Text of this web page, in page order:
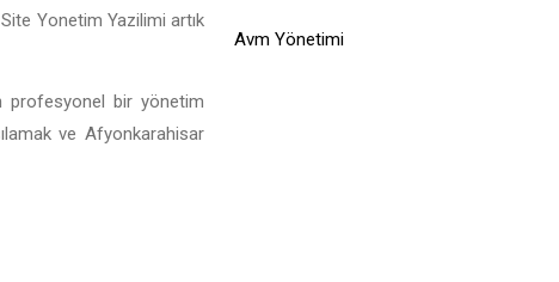
Yonetim Yazilimi artık
profesyonel bir yönetim
ve Afyonkarahisar
Avm Yönetimi